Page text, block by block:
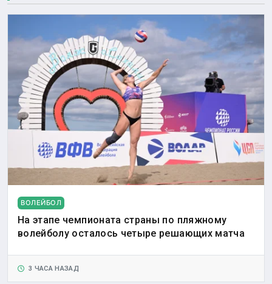
ВОЛЕЙБОЛ
На этапе чемпионата страны по пляжному
волейболу осталось четыре решающих матча
3 ЧАСА НАЗАД